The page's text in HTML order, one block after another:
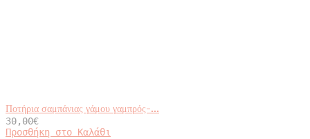
Ποτήρια σαμπάνιας γάμου γαμπρός-...
30,00€
Προσθήκη στο Καλάθι